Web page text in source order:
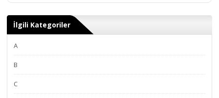
İlgili Kategoriler
A
B
C